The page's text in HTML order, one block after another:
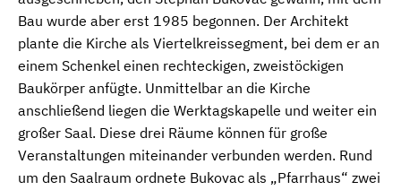
Bau wurde aber erst 1985 begonnen. Der Architekt
plante die Kirche als Viertelkreissegment, bei dem er an
einem Schenkel einen rechteckigen, zweistöckigen
Baukörper anfügte. Unmittelbar an die Kirche
anschließend liegen die Werktagskapelle und weiter ein
großer Saal. Diese drei Räume können für große
Veranstaltungen miteinander verbunden werden. Rund
um den Saalraum ordnete Bukovac als „Pfarrhaus“ zwei